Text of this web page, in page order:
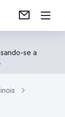
se a
.